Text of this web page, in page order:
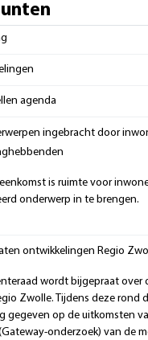
agenda
ingebracht door
is ruimte voor
onderwerp in te brengen.
ontwikkelingen Regio
wordt bijgepraat over
Zwolle. Tijdens deze rond
gegeven op de uitkomsten
onderzoek) van de